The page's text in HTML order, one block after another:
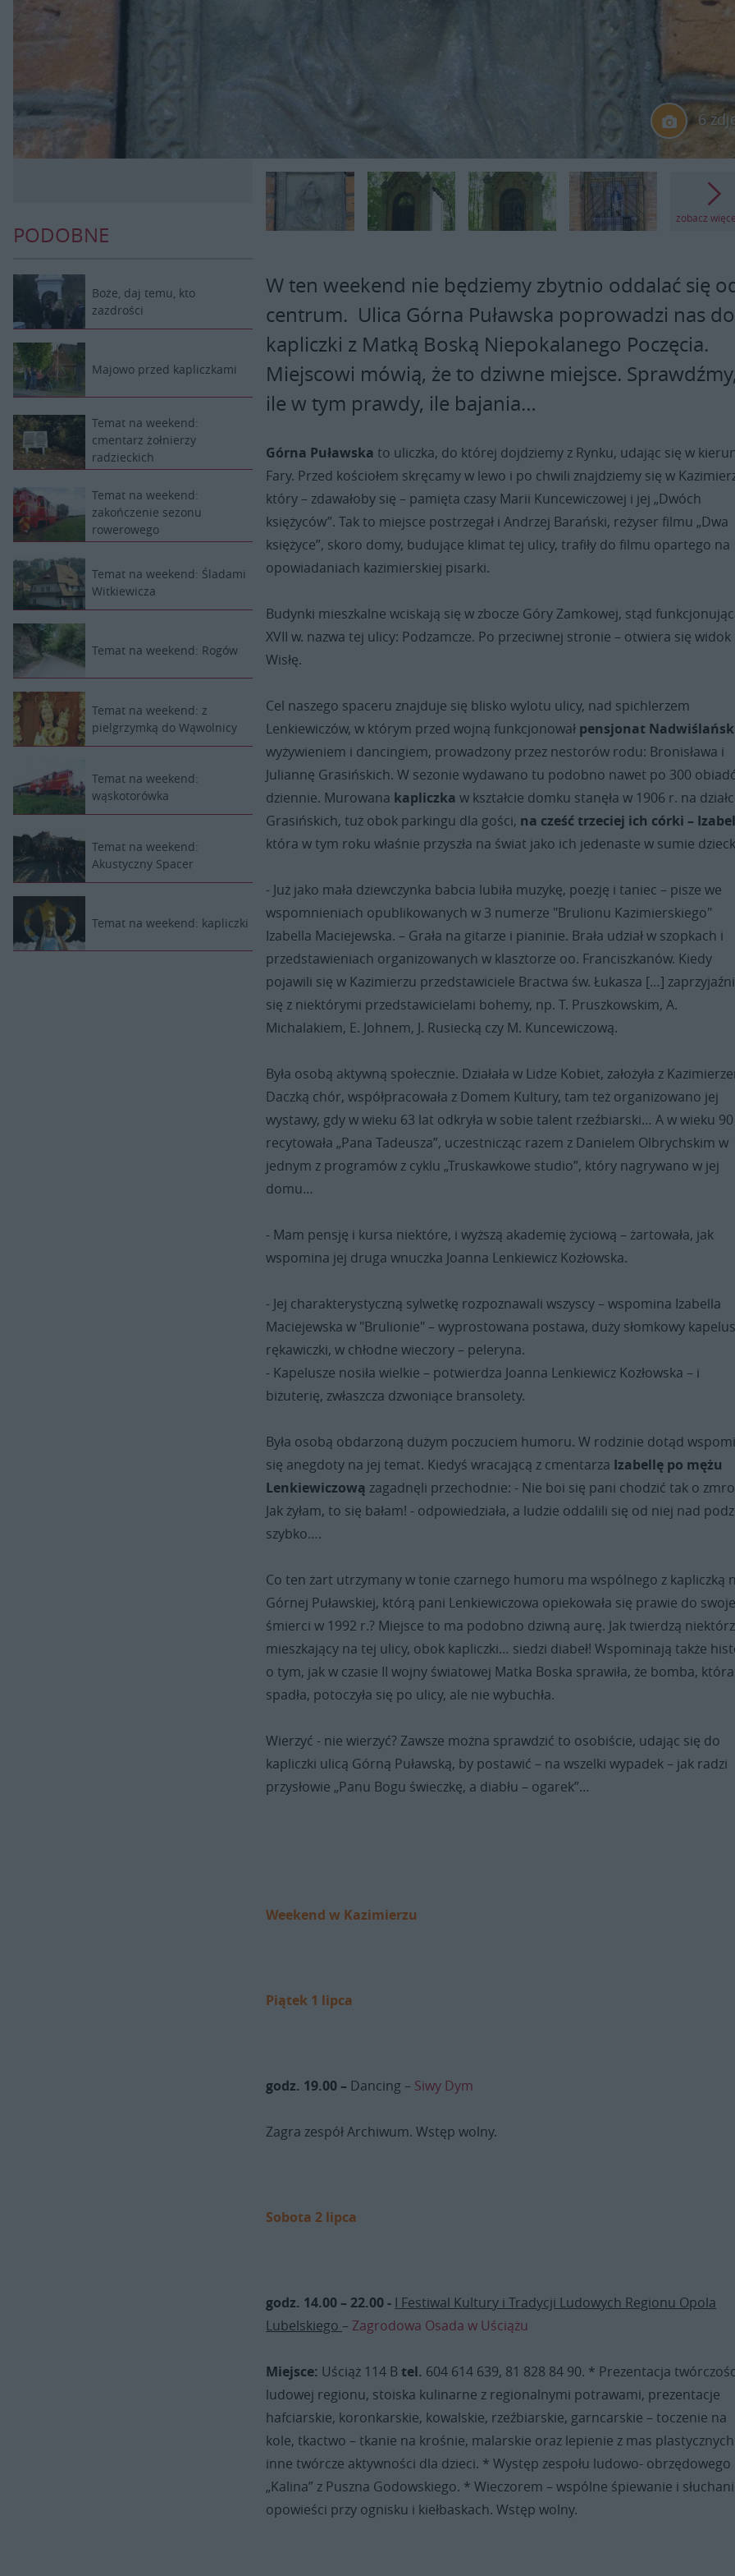
6
PODOBNE
Boże, daj temu, kto
zazdrości
Majowo przed kapliczkami
Temat na weekend:
cmentarz żołnierzy
radzieckich
Temat na weekend:
zakończenie sezonu
rowerowego
Temat na weekend: Śladami
Witkiewicza
Temat na weekend: Rogów
Temat na weekend: z
pielgrzymką do Wąwolnicy
Temat na weekend:
wąskotorówka
Temat na weekend:
Akustyczny Spacer
Temat na weekend: kapliczki
zobacz
W ten weekend nie będziemy zbytnio oddalać się
centrum. Ulica Górna Puławska poprowadzi nas do
kapliczki z Matką Boską Niepokalanego Poczęcia.
Miejscowi mówią, że to dziwne miejsce. Sprawdźmy,
ile w tym prawdy, ile bajania…
Górna Puławska to uliczka, do której dojdziemy z Rynku, udając się w
Fary. Przed kościołem skręcamy w lewo i po chwili znajdziemy się w
który – zdawałoby się – pamięta czasy Marii Kuncewiczowej i jej „Dwóch
księżyców”. Tak to miejsce postrzegał i Andrzej Barański, reżyser filmu „Dwa
księżyce”, skoro domy, budujące klimat tej ulicy, trafiły do filmu opartego na
opowiadaniach kazimierskiej pisarki.
Budynki mieszkalne wciskają się w zbocze Góry Zamkowej, stąd
XVII w. nazwa tej ulicy: Podzamcze. Po przeciwnej stronie – otwiera się widok
Wisłę.
Cel naszego spaceru znajduje się blisko wylotu ulicy, nad spichlerzem
Lenkiewiczów, w którym przed wojną funkcjonował pensjonat
wyżywieniem i dancingiem, prowadzony przez nestorów rodu: Bronisława i
Juliannę Grasińskich. W sezonie wydawano tu podobno nawet po 300
dziennie. Murowana kapliczka w kształcie domku stanęła w 1906 r. na
Grasińskich, tuż obok parkingu dla gości, na cześć trzeciej ich córki –
która w tym roku właśnie przyszła na świat jako ich jedenaste w sumie
- Już jako mała dziewczynka babcia lubiła muzykę, poezję i taniec – pisze we
wspomnieniach opublikowanych w 3 numerze "Brulionu Kazimierskiego"
Izabella Maciejewska. – Grała na gitarze i pianinie. Brała udział w szopkach i
przedstawieniach organizowanych w klasztorze oo. Franciszkanów. Kiedy
pojawili się w Kazimierzu przedstawiciele Bractwa św. Łukasza […]
się z niektórymi przedstawicielami bohemy, np. T. Pruszkowskim, A.
Michalakiem, E. Johnem, J. Rusiecką czy M. Kuncewiczową.
Była osobą aktywną społecznie. Działała w Lidze Kobiet, założyła z
Daczką chór, współpracowała z Domem Kultury, tam też organizowano jej
wystawy, gdy w wieku 63 lat odkryła w sobie talent rzeźbiarski… A w wieku
recytowała „Pana Tadeusza”, uczestnicząc razem z Danielem Olbrychskim w
jednym z programów z cyklu „Truskawkowe studio”, który nagrywano w jej
domu…
- Mam pensję i kursa niektóre, i wyższą akademię życiową – żartowała, jak
wspomina jej druga wnuczka Joanna Lenkiewicz Kozłowska.
- Jej charakterystyczną sylwetkę rozpoznawali wszyscy – wspomina Izabella
Maciejewska w "Brulionie" – wyprostowana postawa, duży słomkowy
rękawiczki, w chłodne wieczory – peleryna.
- Kapelusze nosiła wielkie – potwierdza Joanna Lenkiewicz Kozłowska – i
biżuterię, zwłaszcza dzwoniące bransolety.
Była osobą obdarzoną dużym poczuciem humoru. W rodzinie dotąd
się anegdoty na jej temat. Kiedyś wracającą z cmentarza Izabellę po mężu
Lenkiewiczową zagadnęli przechodnie: - Nie boi się pani chodzić tak o
Jak żyłam, to się bałam! - odpowiedziała, a ludzie oddalili się od niej nad
szybko….
Co ten żart utrzymany w tonie czarnego humoru ma wspólnego z kapliczką
Górnej Puławskiej, którą pani Lenkiewiczowa opiekowała się prawie do
śmierci w 1992 r.? Miejsce to ma podobno dziwną aurę. Jak twierdzą
mieszkający na tej ulicy, obok kapliczki… siedzi diabeł! Wspominają także
o tym, jak w czasie II wojny światowej Matka Boska sprawiła, że bomba,
spadła, potoczyła się po ulicy, ale nie wybuchła.
Wierzyć - nie wierzyć? Zawsze można sprawdzić to osobiście, udając się do
kapliczki ulicą Górną Puławską, by postawić – na wszelki wypadek – jak radzi
przysłowie „Panu Bogu świeczkę, a diabłu – ogarek”…
Weekend w Kazimierzu
Piątek 1 lipca
godz. 19.00 – Dancing – Siwy Dym
Zagra zespół Archiwum. Wstęp wolny.
Sobota 2 lipca
godz. 14.00 – 22.00 - I Festiwal Kultury i Tradycji Ludowych Regionu Opola
Lubelskiego – Zagrodowa Osada w Uściążu
Miejsce: Uściąż 114 Btel. 604 614 639, 81 828 84 90. * Prezentacja
ludowej regionu, stoiska kulinarne z regionalnymi potrawami, prezentacje
hafciarskie, koronkarskie, kowalskie, rzeźbiarskie, garncarskie – toczenie na
kole, tkactwo – tkanie na krośnie, malarskie oraz lepienie z mas
inne twórcze aktywności dla dzieci. * Występ zespołu ludowo- obrzędowego
„Kalina” z Puszna Godowskiego. * Wieczorem – wspólne śpiewanie i
opowieści przy ognisku i kiełbaskach. Wstęp wolny.